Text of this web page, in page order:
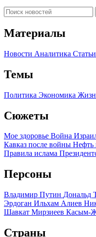
Материалы
Новости Аналитика Статьи
Темы
Политика Экономика
Сюжеты
Мое здоровье Война
Кавказ после войны Нефть
Правила ислама
Персоны
Владимир Путин Дональд
Эрдоган Ильхам Алиев
Шавкат Мирзиеев Касым-
Страны